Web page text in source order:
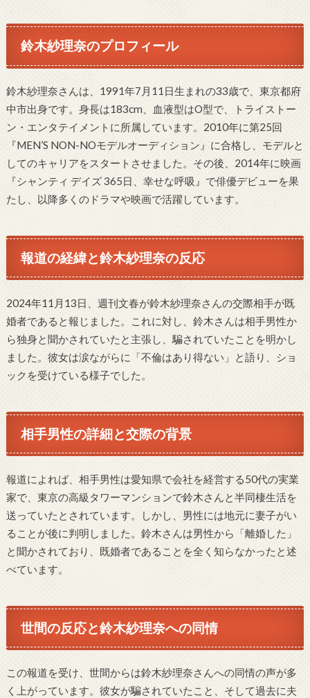
鈴木紗理奈のプロフィール
鈴木紗理奈さんは、1991年7月11日生まれの33歳で、東京都府
中市出身です。身長は183cm、血液型はO型で、トライストー
ン・エンタテイメントに所属しています。2010年に第25回
『MEN’S NON-NOモデルオーディション』に合格し、モデルと
してのキャリアをスタートさせました。その後、2014年に映画
『シャンティ デイズ 365日、幸せな呼吸』で俳優デビューを果
たし、以降多くのドラマや映画で活躍しています。
報道の経緯と鈴木紗理奈の反応
2024年11月13日、週刊文春が鈴木紗理奈さんの交際相手が既
婚者であると報じました。これに対し、鈴木さんは相手男性か
ら独身と聞かされていたと主張し、騙されていたことを明かし
ました。彼女は涙ながらに「不倫はあり得ない」と語り、ショ
ックを受けている様子でした。
相手男性の詳細と交際の背景
報道によれば、相手男性は愛知県で会社を経営する50代の実業
家で、東京の高級タワーマンションで鈴木さんと半同棲生活を
送っていたとされています。しかし、男性には地元に妻子がい
ることが後に判明しました。鈴木さんは男性から「離婚した」
と聞かされており、既婚者であることを全く知らなかったと述
べています。
世間の反応と鈴木紗理奈への同情
この報道を受け、世間からは鈴木紗理奈さんへの同情の声が多
く上がっています。彼女が騙されていたこと、そして過去に夫